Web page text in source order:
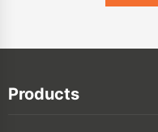
Products